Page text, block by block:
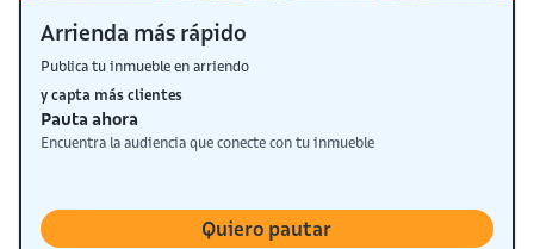
Arrienda más rápido
Publica tu inmueble en arriendo
y capta más clientes
Pauta ahora
Encuentra la audiencia que conecte con tu inmueble
Quiero pautar